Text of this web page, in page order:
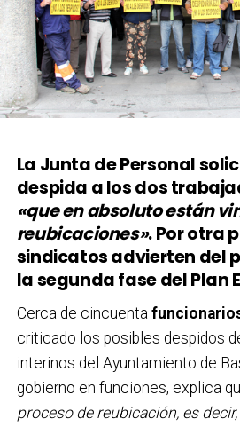
La Junta de Personal
despida a los dos
«que en absoluto están
reubicaciones». Por otra
sindicatos advierten del
la segunda fase del Plan
Cerca de cincuenta
criticado los posibles despidos
interinos del Ayuntamiento de
gobierno en funciones, explica
proceso de reubicación, es